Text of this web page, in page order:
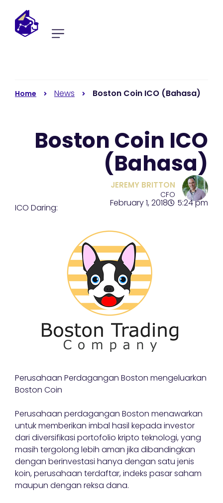
Home News Boston Coin ICO (Bahasa)
Boston Coin ICO
(Bahasa)
JEREMY BRITTON
CFO
February 1, 2018 5:24 pm
ICO Daring:
Perusahaan Perdagangan Boston mengeluarkan
Boston Coin
Perusahaan perdagangan Boston menawarkan
untuk memberikan imbal hasil kepada investor
dari diversifikasi portofolio kripto teknologi, yang
masih tergolong lebih aman jika dibandingkan
dengan berinvestasi hanya dengan satu jenis
koin, perusahaan terdaftar, indeks pasar saham
maupun dengan reksa dana.